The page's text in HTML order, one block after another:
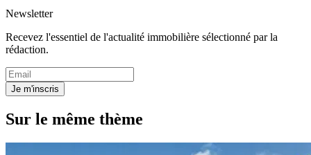
Newsletter
Recevez l'essentiel de l'actualité immobilière sélectionné par la
rédaction.
Je m'inscris
Sur le même thème